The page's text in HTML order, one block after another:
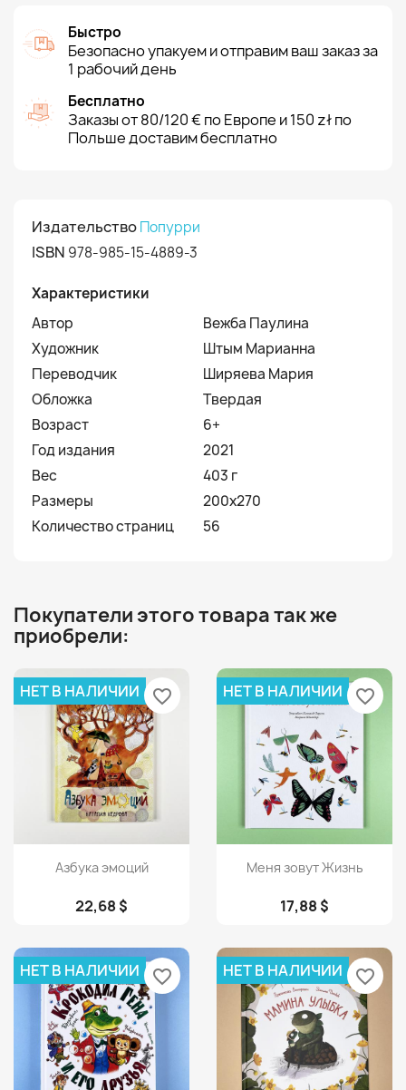
Быстро
Безопасно упакуем и отправим ваш заказ за
1 рабочий день
Бесплатно
Заказы от 80/120 € по Европе и 150 zł по
Польше доставим бесплатно
ИздательствоПопурри
ISBN 978-985-15-4889-3
Характеристики
Автор
Вежба Паулина
Художник
Штым Марианна
Переводчик
Ширяева Мария
Обложка
Твердая
Возраст
6+
Год издания
2021
Вес
403 г
Размеры
200х270
Количество страниц
56
Покупатели этого товара так же
приобрели:
Просмотр
Азбука эмоций
22,68 $
НЕТ В НАЛИЧИИ favorite_border
Просмотр
Меня зовут Жизнь
17,88 $
НЕТ В НАЛИЧИИ favorite_border
НЕТ В НАЛИЧИИ favorite_border НЕТ В НАЛИЧИИ favorite_border